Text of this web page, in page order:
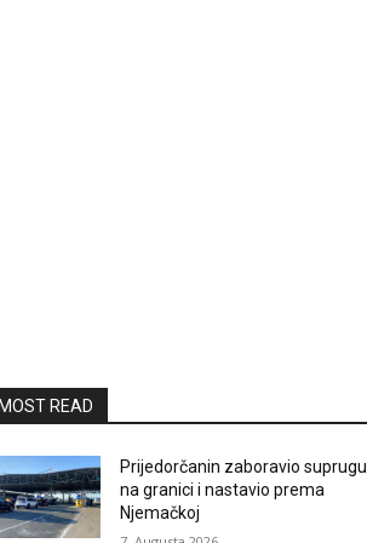
READ
Prijedorčanin zaboravio suprugu
na granici i nastavio prema
Njemačkoj